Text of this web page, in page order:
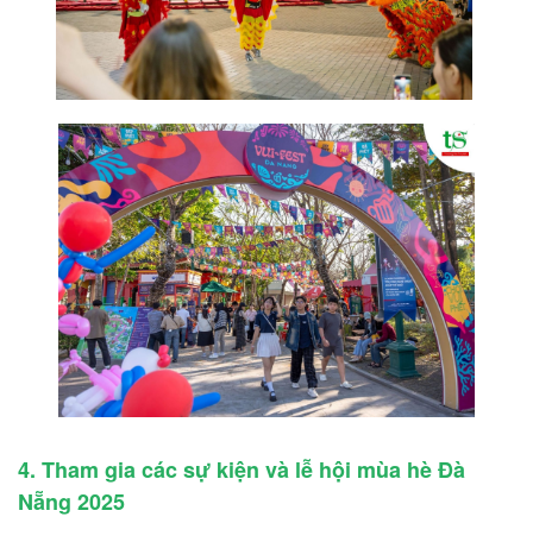
4. Tham gia các sự kiện và lễ hội mùa hè Đà
Nẵng 2025